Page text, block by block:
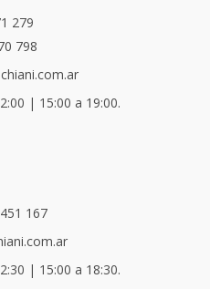
279
798
| 15:00 a 19:00.
167
| 15:00 a 18:30.